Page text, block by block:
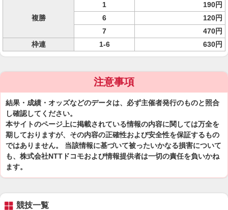
複勝
1
190円
6
120円
7
470円
枠連
1-6 630円
注意事項
結果・成績・オッズなどのデータは、必ず主催者発行のものと照合
し確認してください。
本サイトのページ上に掲載されている情報の内容に関しては万全を
期しておりますが、その内容の正確性および安全性を保証するもの
ではありません。 当該情報に基づいて被ったいかなる損害について
も、株式会社NTTドコモおよび情報提供者は一切の責任を負いかね
ます。
競技一覧